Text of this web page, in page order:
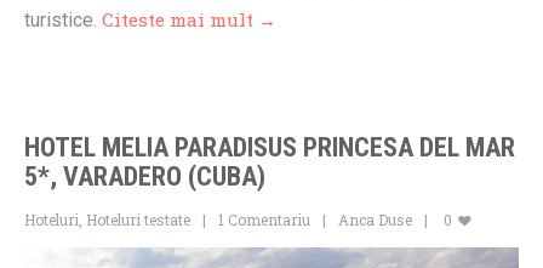
turistice. Citeste mai mult →
HOTEL MELIA PARADISUS PRINCESA DEL MAR
5*, VARADERO (CUBA)
Hoteluri Hoteluri testate 1 Comentariu Anca Duse 0